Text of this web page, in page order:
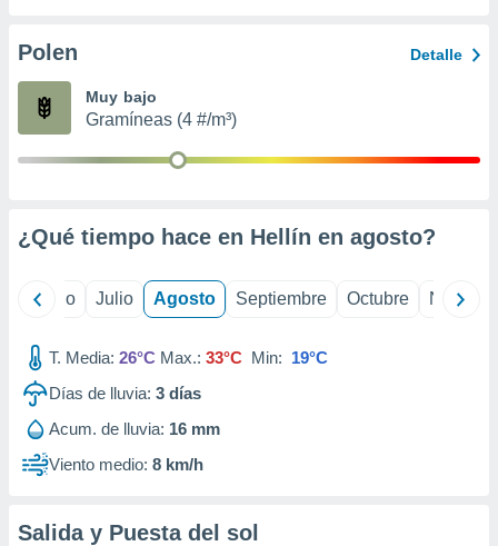
e
mediante
publicidad
publicidad
1199
Polen Detalle
Muy bajo
Gramíneas (4 #/m³)
¿Qué tiempo hace en Hellín en agosto?
Junio Julio Agosto Septiembre Octubre
T. Media: 26°C Max.: 33°C Min: 19°C
Días de lluvia: 3 días
Acum. de lluvia: 16 mm
Viento medio: 8 km/h
Salida y Puesta del sol